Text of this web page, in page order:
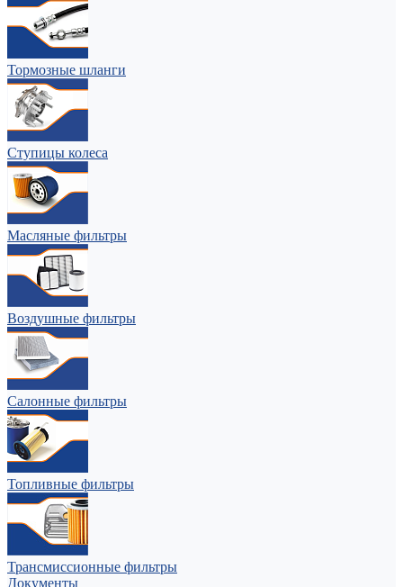
Тормозные шланги
Ступицы колеса
Масляные фильтры
Воздушные фильтры
Салонные фильтры
Топливные фильтры
Трансмиссионные фильтры
Документы